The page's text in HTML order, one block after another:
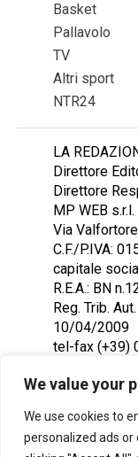
We value your
We use cookies to
personalized ads or
Basket
Pallavolo
TV
Altri sport
NTR24
LA
Direttore
Direttore
MP WEB s.r.l.
Via
C.F./P.IVA:
capitale
R.E.A.: BN
Reg. Trib.
10/04/2009
tel-fax (+39)